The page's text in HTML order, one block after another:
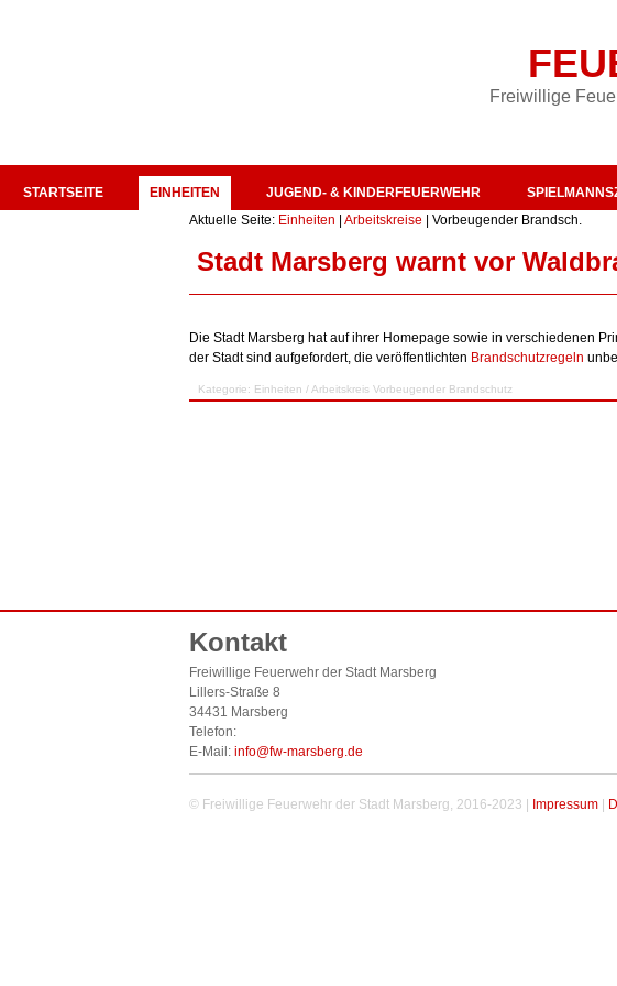
Freiwillige
STARTSEITE EINHEITEN JUGEND- & KINDERFEUERWEHR
Aktuelle Seite: Einheiten Arbeitskreise Vorbeugender Brandsch.
Stadt Marsberg warnt vor
Die Stadt Marsberg hat auf ihrer Homepage sowie in verschiedenen
der Stadt sind aufgefordert, die veröffentlichten Brandschutzregeln
Kategorie: Einheiten / Arbeitskreis Vorbeugender Brandschutz
Kontakt
Freiwillige Feuerwehr der Stadt Marsberg
Lillers-Straße 8
34431 Marsberg
Telefon:
E-Mail: info@fw-marsberg.de
© Freiwillige Feuerwehr der Stadt Marsberg, 2016-2023 | Impressum